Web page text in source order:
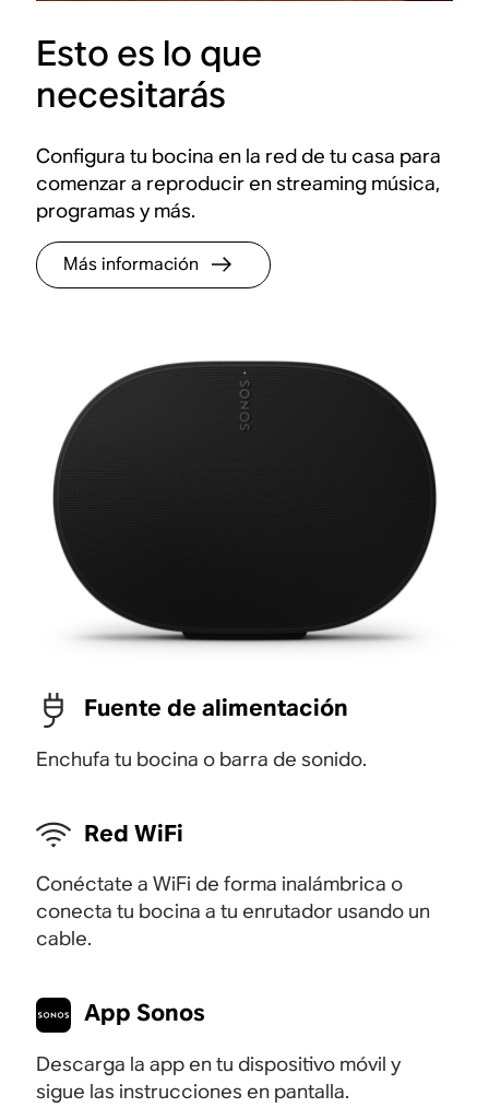
Esto es lo que
necesitarás
Configura tu bocina en la red de tu casa para
comenzar a reproducir en streaming música,
programas y más.
Más información
Fuente de alimentación
Enchufa tu bocina o barra de sonido.
Red WiFi
Conéctate a WiFi de forma inalámbrica o
conecta tu bocina a tu enrutador usando un
cable.
App Sonos
Descarga la app en tu dispositivo móvil y
sigue las instrucciones en pantalla.